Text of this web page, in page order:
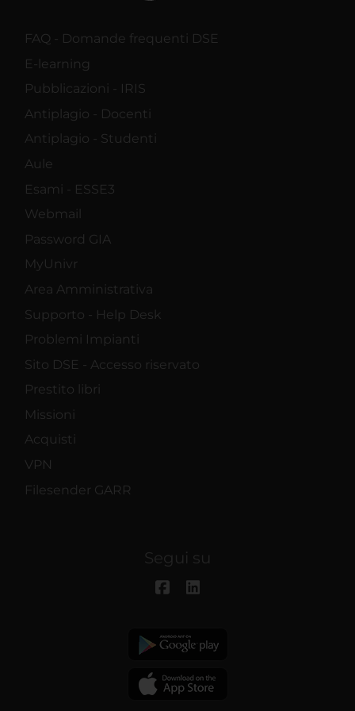
FAQ - Domande frequenti DSE
E-learning
Pubblicazioni - IRIS
Antiplagio - Docenti
Antiplagio - Studenti
Aule
Esami - ESSE3
Webmail
Password GIA
MyUnivr
Area Amministrativa
Supporto - Help Desk
Problemi Impianti
Sito DSE - Accesso riservato
Prestito libri
Missioni
Acquisti
VPN
Filesender GARR
Segui su